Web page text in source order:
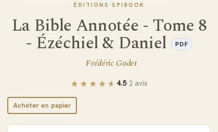
ÉDITIONS SPIBOOK
La Bible Annotée - Tome 8
- Ézéchiel & Daniel PDF
Frédéric Godet
4.5·2 avis
Acheter en papier